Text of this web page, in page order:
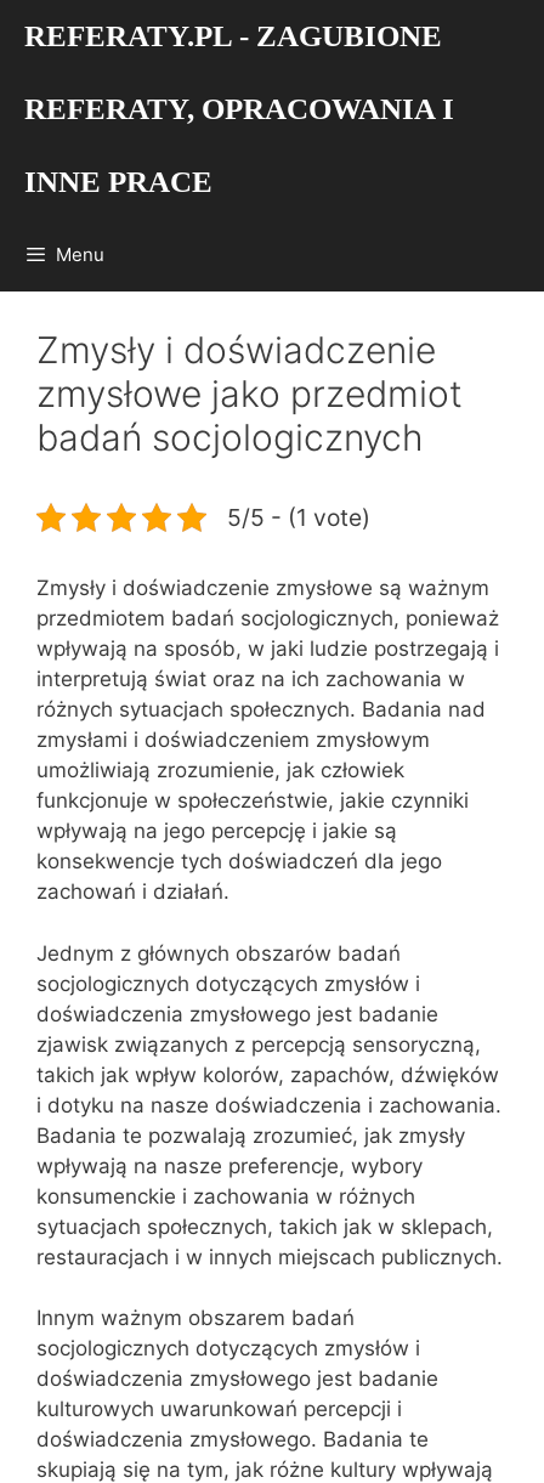
REFERATY.PL - ZAGUBIONE
REFERATY, OPRACOWANIA I
INNE PRACE
Menu
Zmysły i doświadczenie
zmysłowe jako przedmiot
badań socjologicznych
5/5 - (1 vote)
Zmysły i doświadczenie zmysłowe są ważnym
przedmiotem badań socjologicznych, ponieważ
wpływają na sposób, w jaki ludzie postrzegają i
interpretują świat oraz na ich zachowania w
różnych sytuacjach społecznych. Badania nad
zmysłami i doświadczeniem zmysłowym
umożliwiają zrozumienie, jak człowiek
funkcjonuje w społeczeństwie, jakie czynniki
wpływają na jego percepcję i jakie są
konsekwencje tych doświadczeń dla jego
zachowań i działań.
Jednym z głównych obszarów badań
socjologicznych dotyczących zmysłów i
doświadczenia zmysłowego jest badanie
zjawisk związanych z percepcją sensoryczną,
takich jak wpływ kolorów, zapachów, dźwięków
i dotyku na nasze doświadczenia i zachowania.
Badania te pozwalają zrozumieć, jak zmysły
wpływają na nasze preferencje, wybory
konsumenckie i zachowania w różnych
sytuacjach społecznych, takich jak w sklepach,
restauracjach i w innych miejscach publicznych.
Innym ważnym obszarem badań
socjologicznych dotyczących zmysłów i
doświadczenia zmysłowego jest badanie
kulturowych uwarunkowań percepcji i
doświadczenia zmysłowego. Badania te
skupiają się na tym, jak różne kultury wpływają